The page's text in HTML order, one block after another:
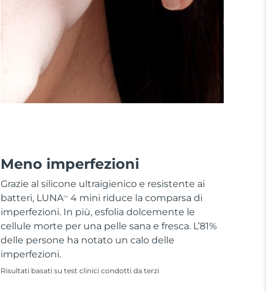
Meno imperfezioni
Grazie al silicone ultraigienico e resistente ai
batteri, LUNATM
4 mini riduce la comparsa di
imperfezioni. In più, esfolia dolcemente le
cellule morte per una pelle sana e fresca. L’81%
delle persone ha notato un calo delle
imperfezioni.
Risultati basati su test clinici condotti da terzi